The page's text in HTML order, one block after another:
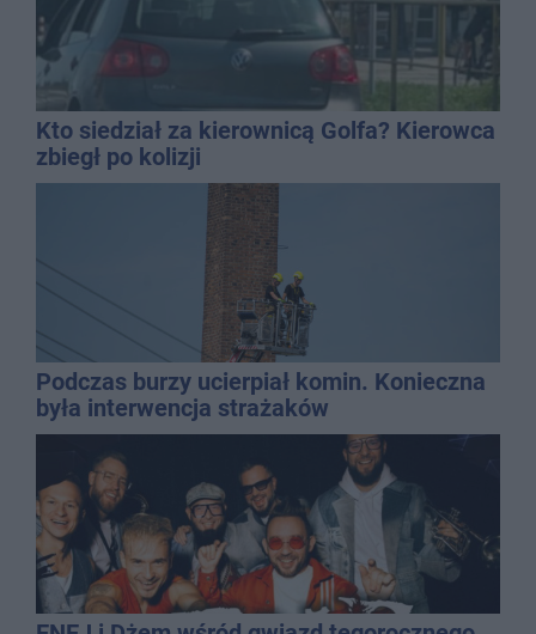
Kto siedział za kierownicą Golfa? Kierowca
zbiegł po kolizji
Podczas burzy ucierpiał komin. Konieczna
była interwencja strażaków